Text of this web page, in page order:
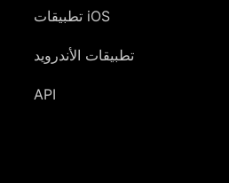
تطبيقات iOS
تطبيقات الأندرويد
API